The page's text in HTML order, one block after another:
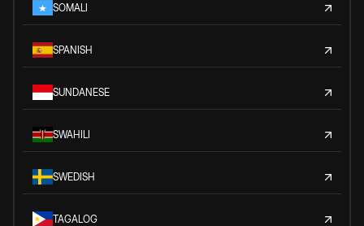
SOMALI
SPANISH
SUNDANESE
SWAHILI
SWEDISH
TAGALOG